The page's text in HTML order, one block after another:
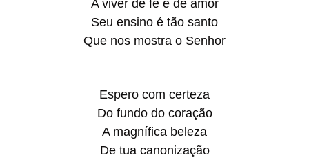
A viver de fé e de amor
Seu ensino é tão santo
Que nos mostra o Senhor
Espero com certeza
Do fundo do coração
A magnífica beleza
De tua canonização